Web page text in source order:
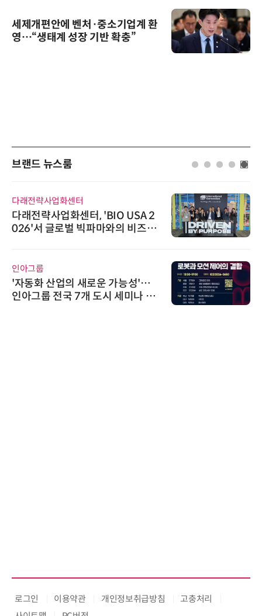
세제개편안에 벤처·중소기업계 환
영…“생태계 성장 기반 확충”
브랜드 뉴스룸
다래전략사업화센터
다래전략사업화센터, 'BIO USA 2
026'서 글로벌 빅파마와의 비즈니
인아그룹
'자동화 산업의 새로운 가능성'…
인아그룹 전국 7개 도시 세미나 페
로그인 이용약관 개인정보취급방침
고충처리